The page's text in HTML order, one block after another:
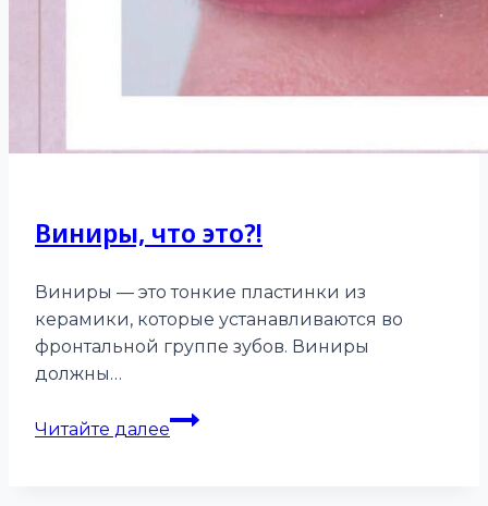
Виниры, что это?!
Виниры — это тонкие пластинки из
керамики, которые устанавливаются во
фронтальной группе зубов. Виниры
должны…
Читайте далее
Виниры,
что